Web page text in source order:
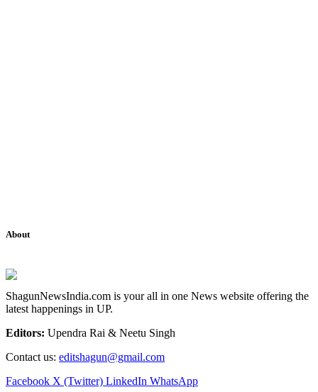
About
ShagunNewsIndia.com is your all in one News website offering the
latest happenings in UP.
Editors: Upendra Rai & Neetu Singh
Contact us: editshagun@gmail.com
Facebook X (Twitter) LinkedIn WhatsApp